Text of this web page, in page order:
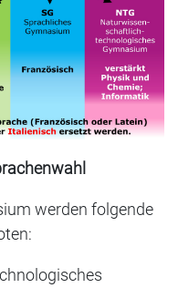
werden folgende